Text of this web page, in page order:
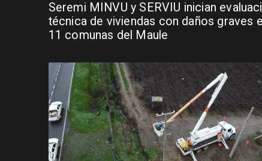
Seremi MINVU y SERVIU inician
técnica de viviendas con daños graves
11 comunas del Maule